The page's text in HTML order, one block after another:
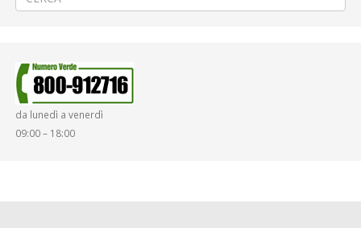
da lunedì a venerdì
09:00 – 18:00